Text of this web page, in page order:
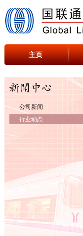
主页
公司新闻
行业动态